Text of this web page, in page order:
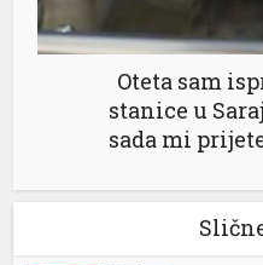
Oteta sam
stanice u
sada mi